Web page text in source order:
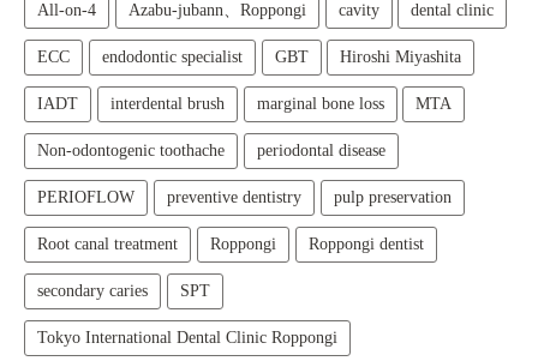
All‑on‑4 Azabu-jubann、Roppongi cavity dental clinic
ECC endodontic specialist GBT Hiroshi Miyashita
IADT interdental brush marginal bone loss MTA
Non-odontogenic toothache periodontal disease
PERIOFLOW preventive dentistry pulp preservation
Root canal treatment Roppongi Roppongi dentist
secondary caries SPT
Tokyo International Dental Clinic Roppongi